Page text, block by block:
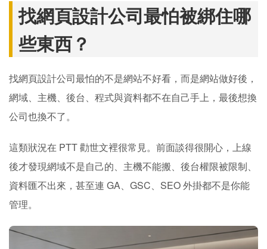
找網頁設計公司最怕被綁住哪
些東西？
找網頁設計公司最怕的不是網站不好看，而是網站做好後，
網域、主機、後台、程式與資料都不在自己手上，最後想換
公司也換不了。
這類狀況在 PTT 勸世文裡很常見。前面談得很開心，上線
後才發現網域不是自己的、主機不能搬、後台權限被限制、
資料匯不出來，甚至連 GA、GSC、SEO 外掛都不是你能
管理。